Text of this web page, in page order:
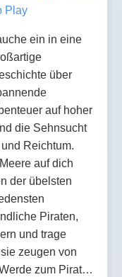
Play
ein in eine
über
auf hoher
die Sehnsucht
Reichtum.
auf dich
der übelsten
Piraten,
und trage
zeugen von
zum Pirat…